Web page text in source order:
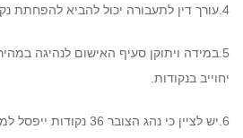
4.עורך דין לתעבורה יכול להביא להפחתת נקודות.
5.במידה ויתוקן סעיף האישום לנהיגה
יחוייב בנקודות.